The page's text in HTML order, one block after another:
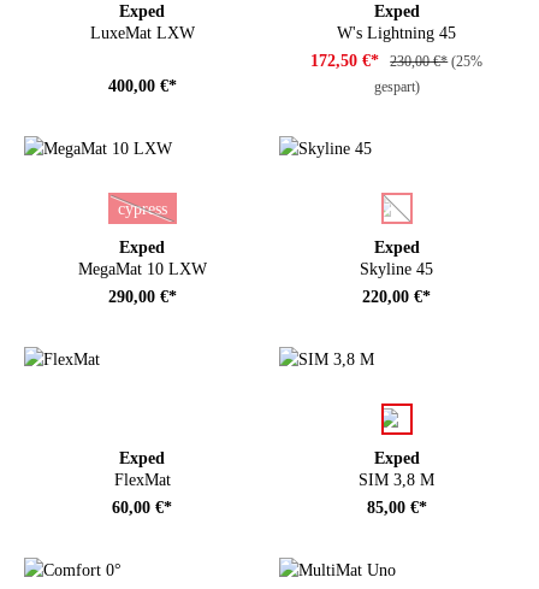
Exped
LuxeMat LXW
400,00 €*
Exped
W's Lightning 45
172,50 €* 230,00 €* (25%
gespart)
Exped
MegaMat 10 LXW
Farbeauswählen
cypress
(Diese Option ist zurzeit nicht verfügbar.)
290,00 €*
Exped
Skyline 45
Farbe
(Diese Option ist
220,00 €*
Exped
FlexMat
60,00 €*
Exped
SIM 3,8 M
Farbe
85,00 €*